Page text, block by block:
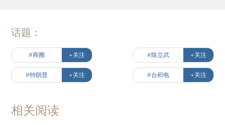
话题：
#商圈 +关注 #陈立武 +关注
#特朗普 +关注 #台积电 +关注
相关阅读